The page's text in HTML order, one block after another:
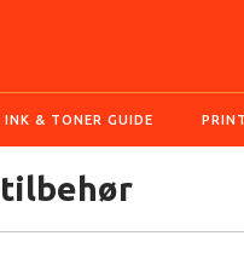
INK & TONER GUIDE